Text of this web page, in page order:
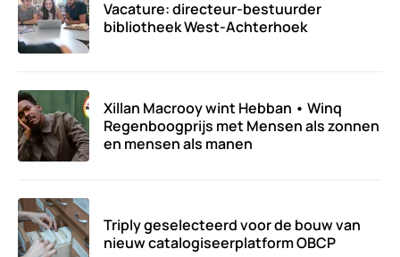
Vacature: directeur-bestuurder
bibliotheek West-Achterhoek
Xillan Macrooy wint Hebban • Winq
Regenboogprijs met Mensen als zonnen
en mensen als manen
Triply geselecteerd voor de bouw van
nieuw catalogiseerplatform OBCP